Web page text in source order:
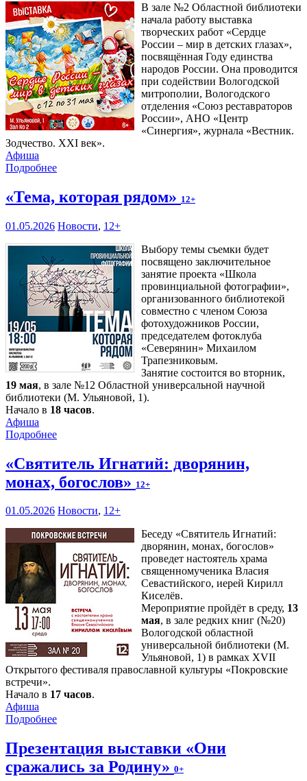
В зале №2 Областной библиотеки
начала работу выставка
творческих работ «Сердце
России – мир в детских глазах»,
посвящённая Году единства
народов России. Она проводится
при содействии Вологодской
митрополии, Вологодского
отделения «Союз реставраторов
России», АНО «Центр
«Синергия», журнала «Вестник.
Зодчество. XXI век».
Афиша
Подробнее
«Тема, которая рядом» 12+
01.05.2026 Новости, 12+
Выбору темы съемки будет
посвящено заключительное
занятие проекта «Школа
провинциальной фотографии»,
организованного библиотекой
совместно с членом Союза
фотохудожников России,
председателем фотоклуба
«Северянин» Михаилом
Трапезниковым.
Занятие состоится во вторник,
19 мая, в зале №12 Областной универсальной научной
библиотеки (М. Ульяновой, 1).
Начало в 18 часов.
Афиша
Подробнее
«Святитель Игнатий: дворянин,
монах, богослов» 12+
01.05.2026 Новости, 12+
Беседу «Святитель Игнатий:
дворянин, монах, богослов»
проведет настоятель храма
священномученика Власия
Севастийского, иерей Кирилл
Киселёв.
Мероприятие пройдёт в среду, 13
мая, в зале редких книг (№20)
Вологодской областной
универсальной библиотеки (М.
Ульяновой, 1) в рамках XVII
Открытого фестиваля православной культуры «Покровские
встречи».
Начало в 17 часов.
Афиша
Подробнее
Презентация выставки «Они
сражались за Родину» 0+